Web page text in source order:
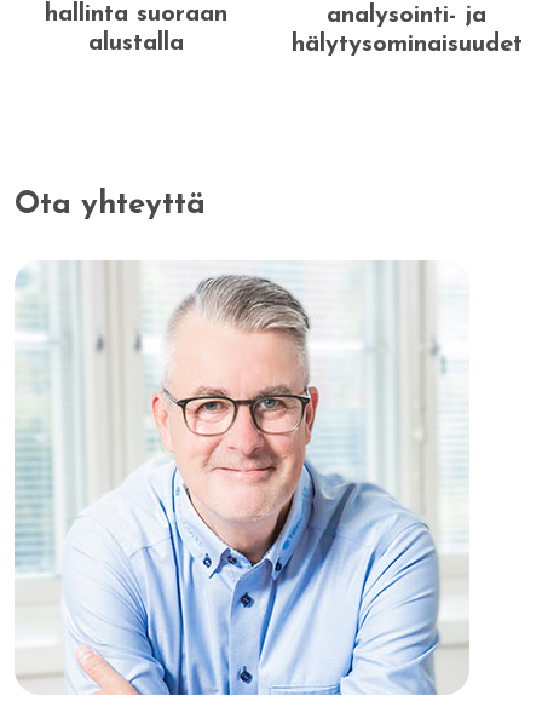
hallinta suoraan
alustalla
analysointi- ja
hälytysominaisuudet
Ota yhteyttä